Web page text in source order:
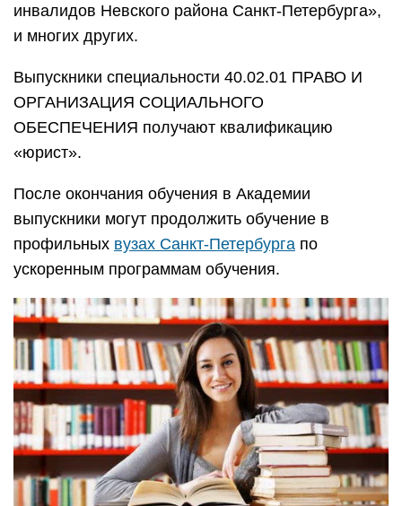
инвалидов Невского района Санкт-Петербурга»,
и многих других.
Выпускники специальности 40.02.01 ПРАВО И
ОРГАНИЗАЦИЯ СОЦИАЛЬНОГО
ОБЕСПЕЧЕНИЯ получают квалификацию
«юрист».
После окончания обучения в Академии
выпускники могут продолжить обучение в
профильных вузах Санкт-Петербурга по
ускоренным программам обучения.